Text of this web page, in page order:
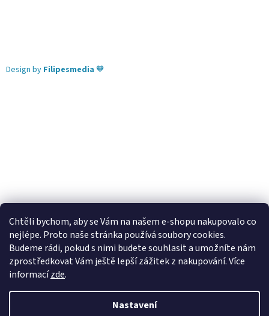
Chtěli bychom, aby se Vám na našem e-shopu nakupovalo co
nejlépe. Proto naše stránka používá soubory cookies.
Budeme rádi, pokud s nimi budete souhlasit a umožníte nám
zprostředkovat Vám ještě lepší zážitek z nakupování.Více
informacízde.
Nastavení
Design by Filipesmedia 🧡
Lekva nábytek ubytování pod Pálavou kování Tulip
úchytky Gamet
úchytky Siro Blum - perfecting motion
Vytvořil Shoptet